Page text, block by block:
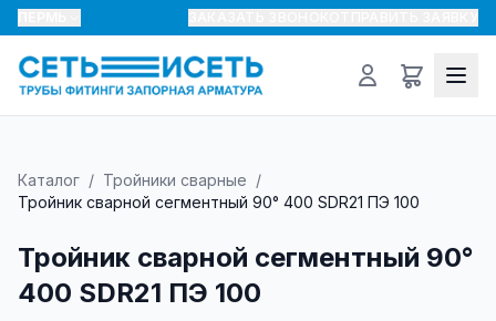
Каталог / Тройники сварные /
Тройник сварной сегментный 90° 400 SDR21 ПЭ 100
Тройник сварной сегментный 90°
400 SDR21 ПЭ 100